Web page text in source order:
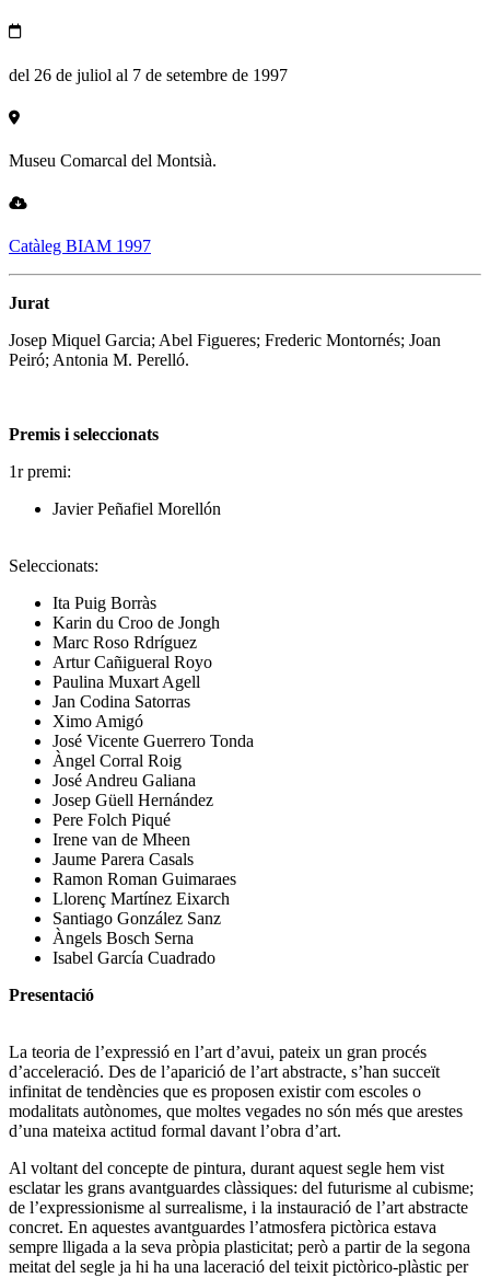
del 26 de juliol al 7 de setembre de 1997
Museu Comarcal del Montsià.
Catàleg BIAM 1997
Jurat
Josep Miquel Garcia; Abel Figueres; Frederic Montornés; Joan
Peiró; Antonia M. Perelló.
Premis i seleccionats
1r premi:
Javier Peñafiel Morellón
Seleccionats:
Ita Puig Borràs
Karin du Croo de Jongh
Marc Roso Rdríguez
Artur Cañigueral Royo
Paulina Muxart Agell
Jan Codina Satorras
Ximo Amigó
José Vicente Guerrero Tonda
Àngel Corral Roig
José Andreu Galiana
Josep Güell Hernández
Pere Folch Piqué
Irene van de Mheen
Jaume Parera Casals
Ramon Roman Guimaraes
Llorenç Martínez Eixarch
Santiago González Sanz
Àngels Bosch Serna
Isabel García Cuadrado
Presentació
La teoria de l’expressió en l’art d’avui, pateix un gran procés
d’acceleració. Des de l’aparició de l’art abstracte, s’han succeït
infinitat de tendències que es proposen existir com escoles o
modalitats autònomes, que moltes vegades no són més que arestes
d’una mateixa actitud formal davant l’obra d’art.
Al voltant del concepte de pintura, durant aquest segle hem vist
esclatar les grans avantguardes clàssiques: del futurisme al cubisme;
de l’expressionisme al surrealisme, i la instauració de l’art abstracte
concret. En aquestes avantguardes l’atmosfera pictòrica estava
sempre lligada a la seva pròpia plasticitat; però a partir de la segona
meitat del segle ja hi ha una laceració del teixit pictòrico-plàstic per